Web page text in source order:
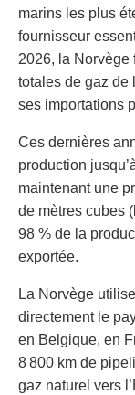
marins les plus
fournisseur
2026, la Norvège
totales de gaz de
ses importations
Ces dernières
production
maintenant une
de mètres cubes
98 % de la
exportée.
La Norvège
directement le
en Belgique, en
8 800 km de
gaz naturel vers